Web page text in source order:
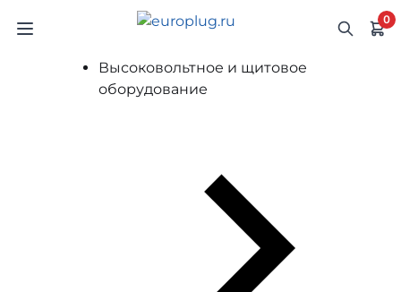
0
Высоковольтное и щитовое
оборудование